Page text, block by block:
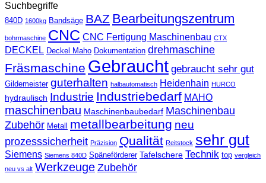
Suchbegriffe
840D 1600kg Bandsäge BAZ Bearbeitungszentrum
bohrmaschine CNC CNC Fertigung Maschinenbau CTX
DECKEL Deckel Maho Dokumentation drehmaschine
Fräsmaschine Gebraucht gebraucht sehr gut
Gildemeister guterhalten halbautomatisch Heidenhain HURCO
hydraulisch Industrie Industriebedarf MAHO
maschinenbau Maschinenbaubedarf Maschinenbau
Zubehör Metall metallbearbeitung neu
prozesssicherheit Präzision Qualität Reitstock sehr gut
Siemens Siemens 840D Späneförderer Tafelschere Technik top vergleich
neu vs alt Werkzeuge Zubehör